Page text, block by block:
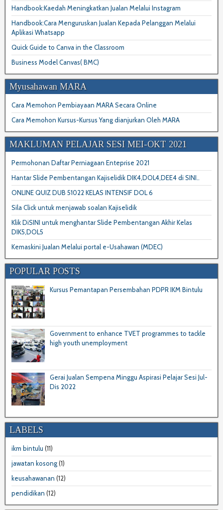
Handbook:Kaedah Meningkatkan Jualan Melalui Instagram
Handbook:Cara Menguruskan Jualan Kepada Pelanggan Melalui
Aplikasi Whatsapp
Quick Guide to Canva in the Classroom
Business Model Canvas( BMC)
Myusahawan MARA
Cara Memohon Pembiayaan MARA Secara Online
Cara Memohon Kursus-Kursus Yang dianjurkan Oleh MARA
MAKLUMAN PELAJAR SESI MEI-OKT 2021
Permohonan Daftar Perniagaan Enteprise 2021
Hantar Slide Pembentangan Kajiselidik DIK4,DOL4,DEE4 di SINI..
ONLINE QUIZ DUB 51022 KELAS INTENSIF DOL 6
Sila Click untuk menjawab soalan Kajiselidik
Klik DiSINI untuk menghantar Slide Pembentangan Akhir Kelas
DIK5,DOL5
Kemaskini Jualan Melalui portal e-Usahawan (MDEC)
POPULAR POSTS
Kursus Pemantapan Persembahan PDPR IKM Bintulu
Government to enhance TVET programmes to tackle
high youth unemployment
Gerai Jualan Sempena Minggu Aspirasi Pelajar Sesi Jul-
Dis 2022
LABELS
ikm bintulu (11)
jawatan kosong(1)
keusahawanan (12)
pendidikan (12)